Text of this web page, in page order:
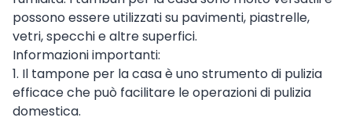
possono essere utilizzati su pavimenti, piastrelle,
vetri, specchi e altre superfici.
Informazioni importanti:
1. Il tampone per la casa è uno strumento di pulizia
efficace che può facilitare le operazioni di pulizia
domestica.